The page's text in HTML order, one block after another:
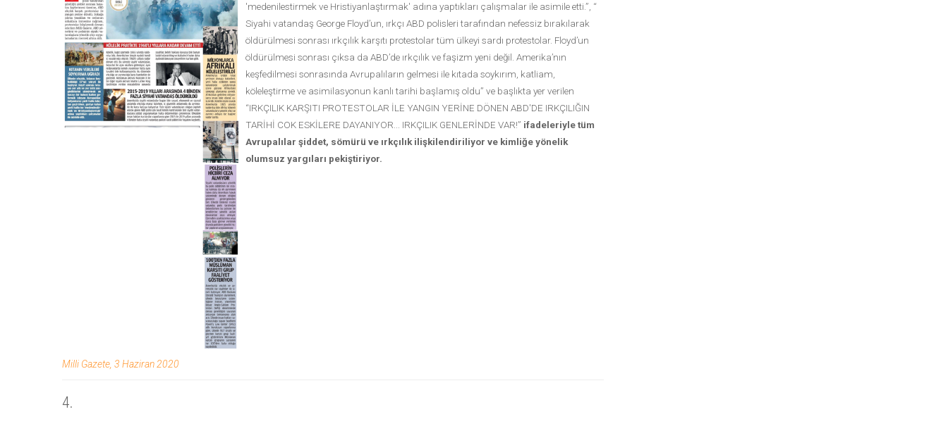
Milli Gazete, 3 Haziran 2020
'medenilestirmek ve Hristiyanlaştırmak' adına yaptıkları çalışmalar ile asimile etti.”, “
Siyahi vatandaş George Floyd’un, ırkçı ABD polisleri tarafından nefessiz bırakılarak
öldürülmesi sonrası ırkçılık karşıtı protestolar tüm ülkeyi sardı protestolar. Floyd’un
öldürülmesi sonrası çıksa da ABD’de ırkçılık ve faşizm yeni değil. Amerika’nın
keşfedilmesi sonrasında Avrupalıların gelmesi ile kıtada soykırım, katliam,
köleleştirme ve asimilasyonun kanlı tarihi başlamış oldu” ve başlıkta yer verilen
“IRKÇILIK KARŞITI PROTESTOLAR İLE YANGIN YERİNE DÖNEN ABD'DE IRKÇILIĞIN
TARİHİ COK ESKİLERE DAYANIYOR... IRKÇILIK GENLERİNDE VAR!” ifadeleriyle tüm
Avrupalılar şiddet, sömürü ve ırkçılık ilişkilendiriliyor ve kimliğe yönelik
olumsuz yargıları pekiştiriyor.
4.